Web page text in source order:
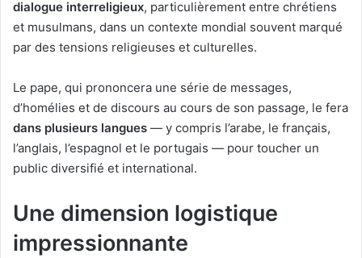
dialogue interreligieux, particulièrement entre chrétiens
et musulmans, dans un contexte mondial souvent marqué
par des tensions religieuses et culturelles.
Le pape, qui prononcera une série de messages,
d’homélies et de discours au cours de son passage, le fera
dans plusieurs langues — y compris l’arabe, le français,
l’anglais, l’espagnol et le portugais — pour toucher un
public diversifié et international.
Une dimension logistique
impressionnante